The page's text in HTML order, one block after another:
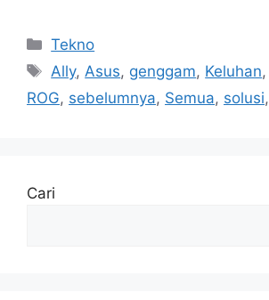
Kategori
Tekno
Tag
Ally, Asus, genggam, Keluhan,
ROG, sebelumnya, Semua, solusi,
Cari